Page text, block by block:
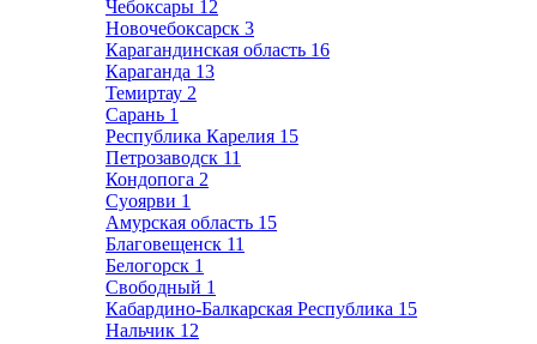
Чебоксары 12
Новочебоксарск 3
Карагандинская область 16
Караганда 13
Темиртау 2
Сарань 1
Республика Карелия 15
Петрозаводск 11
Кондопога 2
Суоярви 1
Амурская область 15
Благовещенск 11
Белогорск 1
Свободный 1
Кабардино-Балкарская Республика 15
Нальчик 12